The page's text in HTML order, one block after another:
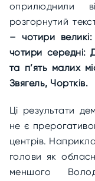
оприлюднили
розгорнутий
– чотири
чотири середні:
та п’ять малих
Звягель, Чортків.
Ці результати
не є
центрів.
голови як
меншого